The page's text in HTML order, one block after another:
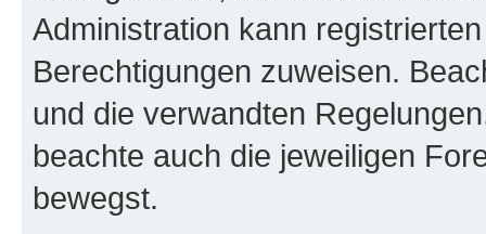
Administration kann
Berechtigungen zuweisen.
und die verwandten
beachte auch die jeweiligen
bewegst.